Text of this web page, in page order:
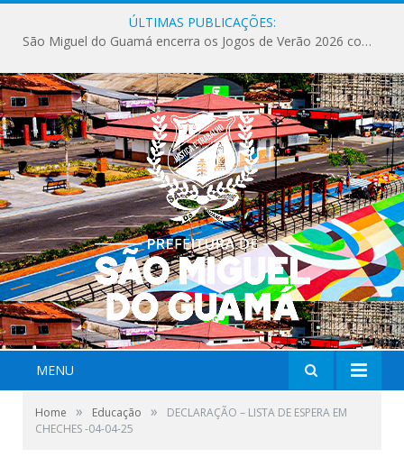
ÚLTIMAS PUBLICAÇÕES:
São Miguel do Guamá encerra os Jogos de Verão 2026 com sucesso de público e competições.
MENU
Home » Educação »
DECLARAÇÃO – LISTA DE ESPERA EM
CHECHES -04-04-25